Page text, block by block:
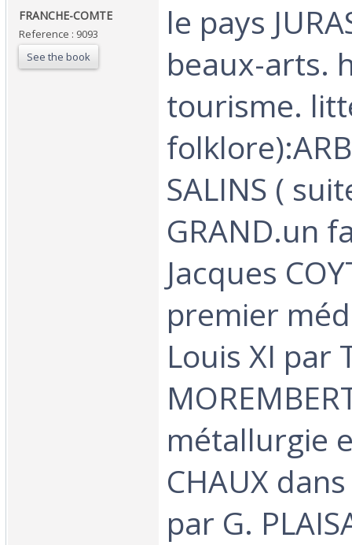
‎FRANCHE-COMTE‎
Reference : 9093
See the book
‎le pays
beaux-arts.
tourisme.
SALINS (
GRAND.un
Jacques
premier
Louis XI par
métallurgie
CHAUX
par G.